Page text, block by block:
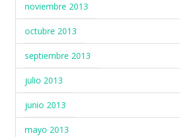
noviembre 2013
octubre 2013
septiembre 2013
julio 2013
junio 2013
mayo 2013